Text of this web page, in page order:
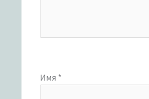
Имя *